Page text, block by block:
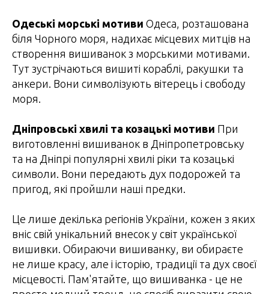
Одеські морські мотиви Одеса, розташована
біля Чорного моря, надихає місцевих митців на
створення вишиванок з морськими мотивами.
Тут зустрічаються вишиті кораблі, ракушки та
анкери. Вони символізують вітерець і свободу
моря.
Дніпровські хвилі та козацькі мотиви При
виготовленні вишиванок в Дніпропетровську
та на Дніпрі популярні хвилі ріки та козацькі
символи. Вони передають дух подорожей та
пригод, які пройшли наші предки.
Це лише декілька регіонів України, кожен з яких
вніс свій унікальний внесок у світ української
вишивки. Обираючи вишиванку, ви обираєте
не лише красу, але і історію, традиції та дух своєї
місцевості. Пам'ятайте, що вишиванка - це не